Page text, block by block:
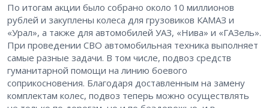
По итогам акции было собрано около 10 миллионов
рублей и закуплены колеса для грузовиков КАМАЗ и
«Урал», а также для автомобилей УАЗ, «Нива» и «ГАЗель».
При проведении СВО автомобильная техника выполняет
самые разные задачи. В том числе, подвоз средств
гуманитарной помощи на линию боевого
соприкосновения. Благодаря доставленным на замену
комплектам колес, подвоз теперь можно осуществлять